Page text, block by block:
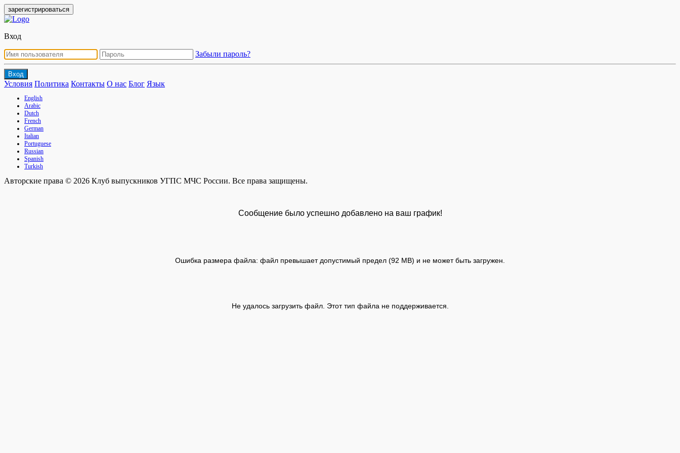
зарегистрироваться
Вход
Забыли пароль?
Вход
Условия Политика Контакты О нас Блог Язык
English
Arabic
Dutch
French
German
Italian
Portuguese
Russian
Spanish
Turkish
Авторские права © 2026 Клуб выпускников УГПС МЧС России. Все права защищены.
Сообщение было успешно добавлено на ваш график!
Ошибка размера файла: файл превышает допустимый предел (92 MB) и не может быть загружен.
Не удалось загрузить файл. Этот тип файла не поддерживается.